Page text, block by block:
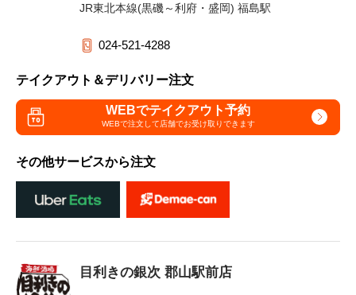
JR東北本線(黒磯～利府・盛岡) 福島駅
024-521-4288
テイクアウト＆デリバリー注文
WEBでテイクアウト予約
WEBで注文して店舗でお受け取りできます
その他サービスから注文
目利きの銀次 郡山駅前店